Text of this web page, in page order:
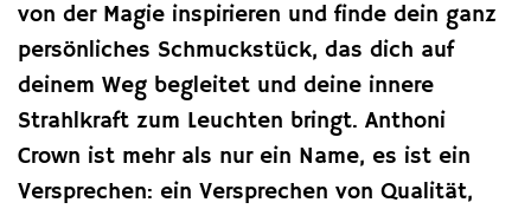
von der Magie inspirieren und finde dein ganz
persönliches Schmuckstück, das dich auf
deinem Weg begleitet und deine innere
Strahlkraft zum Leuchten bringt. Anthoni
Crown ist mehr als nur ein Name, es ist ein
Versprechen: ein Versprechen von Qualität,